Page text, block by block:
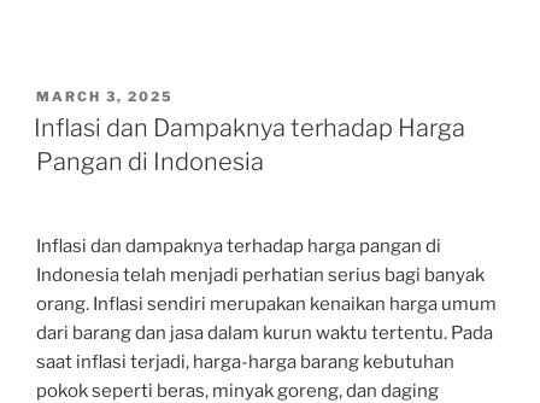
POSTED
ON
MARCH 3, 2025
Inflasi dan Dampaknya terhadap Harga
Pangan di Indonesia
Inflasi dan dampaknya terhadap harga pangan di
Indonesia telah menjadi perhatian serius bagi banyak
orang. Inflasi sendiri merupakan kenaikan harga umum
dari barang dan jasa dalam kurun waktu tertentu. Pada
saat inflasi terjadi, harga-harga barang kebutuhan
pokok seperti beras, minyak goreng, dan daging